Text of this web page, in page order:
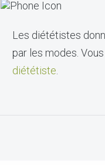
Les diététistes
par les modes.
diététiste